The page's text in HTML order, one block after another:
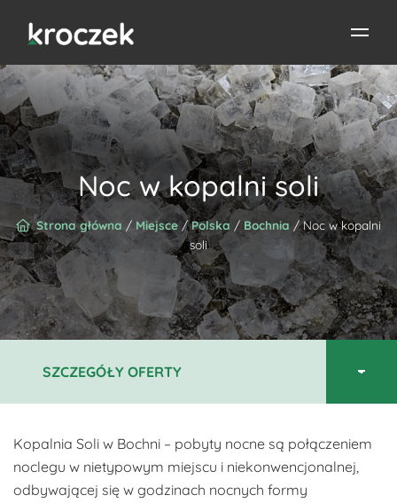
Noc w kopalni soli
Strona główna / Miejsce/Polska / Bochnia / Noc w kopalni
soli
Kopalnia Soli w Bochni – pobyty nocne są połączeniem
noclegu w nietypowym miejscu i niekonwencjonalnej,
odbywającej się w godzinach nocnych formy